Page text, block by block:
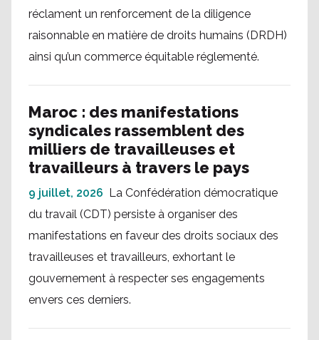
réclament un renforcement de la diligence
raisonnable en matière de droits humains (DRDH)
ainsi qu’un commerce équitable réglementé.
Maroc : des manifestations
syndicales rassemblent des
milliers de travailleuses et
travailleurs à travers le pays
9 juillet, 2026 La Confédération démocratique
du travail (CDT) persiste à organiser des
manifestations en faveur des droits sociaux des
travailleuses et travailleurs, exhortant le
gouvernement à respecter ses engagements
envers ces derniers.